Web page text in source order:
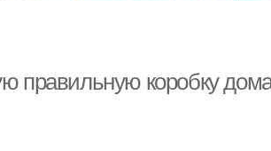
правильную коробку